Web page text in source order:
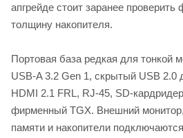
апгрейде стоит заранее
толщину накопителя.
Портовая база редкая для тонкой
USB-A 3.2 Gen 1, скрытый USB
HDMI 2.1 FRL, RJ-45, SD-
фирменный TGX. Внешний
памяти и накопители